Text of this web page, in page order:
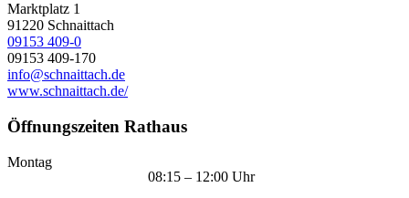
Marktplatz 1
91220 Schnaittach
09153 409-0
09153 409-170
info@schnaittach.de
www.schnaittach.de/
Öffnungszeiten Rathaus
Montag
08:15 – 12:00 Uhr